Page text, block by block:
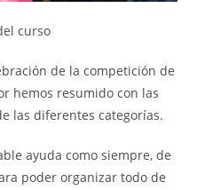
curso
de la competición de
hemos resumido con las
las diferentes categorías.
ayuda como siempre, de
poder organizar todo de